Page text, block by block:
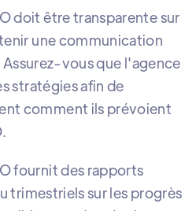
doit être transparente sur
une communication
vous que l'agence
stratégies afin de
comment ils prévoient
fournit des rapports
trimestriels sur les progrès